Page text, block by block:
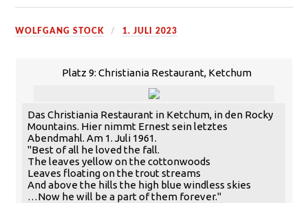
WOLFGANG STOCK 1. JULI 2023
Platz 9: Christiania Restaurant, Ketchum
Das Christiania Restaurant in Ketchum, in den Rocky
Mountains. Hier nimmt Ernest sein letztes
Abendmahl. Am 1. Juli 1961.
"Best of all he loved the fall.
The leaves yellow on the cottonwoods
Leaves floating on the trout streams
And above the hills the high blue windless skies
…Now he will be a part of them forever."